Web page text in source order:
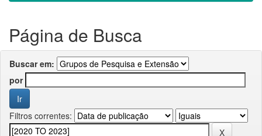
Página de Busca
Buscar em:
por
Filtros correntes: